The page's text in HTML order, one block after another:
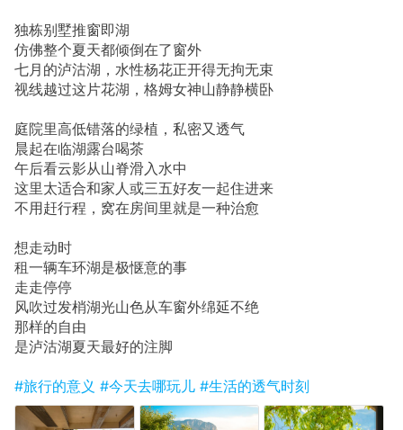
独栋别墅推窗即湖
仿佛整个夏天都倾倒在了窗外
七月的泸沽湖，水性杨花正开得无拘无束
视线越过这片花湖，格姆女神山静静横卧
庭院里高低错落的绿植，私密又透气
晨起在临湖露台喝茶
午后看云影从山脊滑入水中
这里太适合和家人或三五好友一起住进来
不用赶行程，窝在房间里就是一种治愈
想走动时
租一辆车环湖是极惬意的事
走走停停
风吹过发梢湖光山色从车窗外绵延不绝
那样的自由
是泸沽湖夏天最好的注脚
#旅行的意义 #今天去哪玩儿 #生活的透气时刻